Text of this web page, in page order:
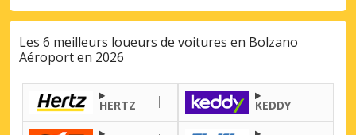
Les 6 meilleurs loueurs de voitures en Bolzano
Aéroport en 2026
HERTZ KEDDY